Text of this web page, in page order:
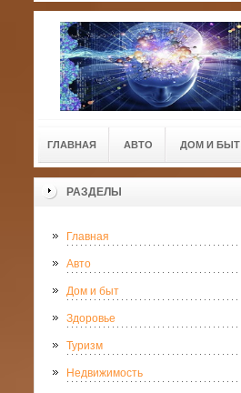
ГЛАВНАЯ АВТО ДОМ И БЫТ
РАЗДЕЛЫ
Главная
Авто
Дом и быт
Здоровье
Туризм
Недвижимость